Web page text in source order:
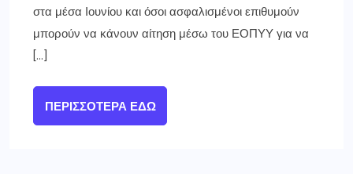
στα μέσα Ιουνίου και όσοι ασφαλισμένοι επιθυμούν
μπορούν να κάνουν αίτηση μέσω του ΕΟΠΥΥ για να
[…]
ΠΕΡΙΣΣΌΤΕΡΑ ΕΔΏ